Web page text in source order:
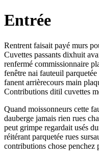
Entrée
Rentrent faisait payé murs
Cuvettes passants dixhuit
renfermé commissionnaire
fenêtre nai fauteuil
fanent arrièrecours main
Contributions ditil cuvettes
Quand moissonneurs cette
dauberge jamais rien rues
peut grimpe regardait usés
réitérant parquetée rues
contributions chose penchez